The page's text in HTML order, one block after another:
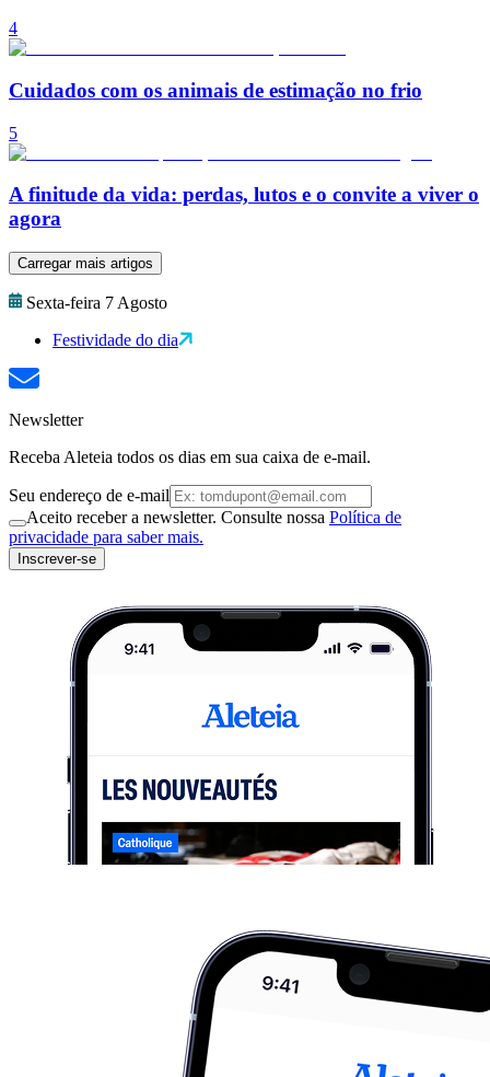
4
Cuidados com os animais de estimação no frio
5
A finitude da vida: perdas, lutos e o convite a viver o
agora
Carregar mais artigos
Sexta-feira 7 Agosto
Festividade do dia
Newsletter
Receba Aleteia todos os dias em sua caixa de e-mail.
Seu endereço de e-mail
Aceito receber a newsletter. Consulte nossa Política de
privacidade para saber mais.
Inscrever-se